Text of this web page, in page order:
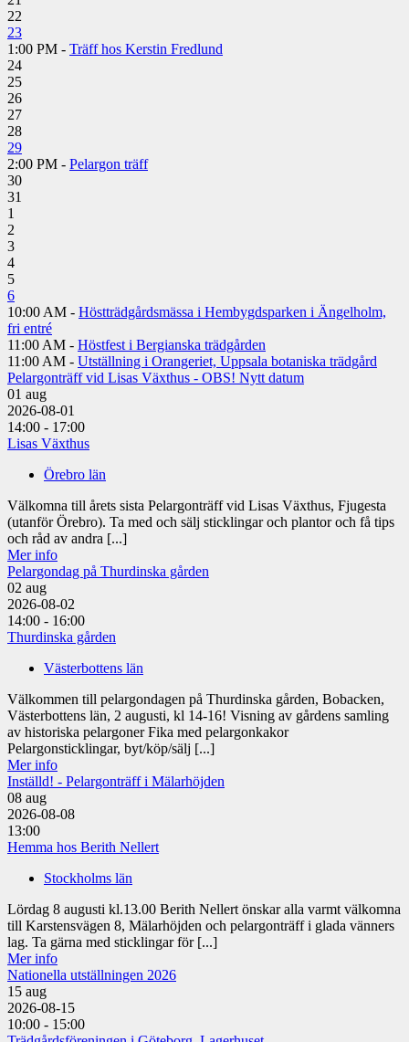
22
23
1:00 PM - Träff hos Kerstin Fredlund
24
25
26
27
28
29
2:00 PM - Pelargon träff
30
31
1
2
3
4
5
6
10:00 AM - Höstträdgårdsmässa i Hembygdsparken i Ängelholm,
fri entré
11:00 AM - Höstfest i Bergianska trädgården
11:00 AM - Utställning i Orangeriet, Uppsala botaniska trädgård
Pelargonträff vid Lisas Växthus - OBS! Nytt datum
01 aug
2026-08-01
14:00 - 17:00
Lisas Växthus
Örebro län
Välkomna till årets sista Pelargonträff vid Lisas Växthus, Fjugesta
(utanför Örebro). Ta med och sälj sticklingar och plantor och få tips
och råd av andra [...]
Mer info
Pelargondag på Thurdinska gården
02 aug
2026-08-02
14:00 - 16:00
Thurdinska gården
Västerbottens län
Välkommen till pelargondagen på Thurdinska gården, Bobacken,
Västerbottens län, 2 augusti, kl 14-16! Visning av gårdens samling
av historiska pelargoner Fika med pelargonkakor
Pelargonsticklingar, byt/köp/sälj [...]
Mer info
Inställd! - Pelargonträff i Mälarhöjden
08 aug
2026-08-08
13:00
Hemma hos Berith Nellert
Stockholms län
Lördag 8 augusti kl.13.00 Berith Nellert önskar alla varmt välkomna
till Karstensvägen 8, Mälarhöjden och pelargonträff i glada vänners
lag. Ta gärna med sticklingar för [...]
Mer info
Nationella utställningen 2026
15 aug
2026-08-15
10:00 - 15:00